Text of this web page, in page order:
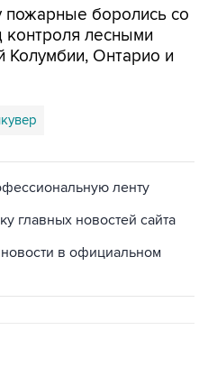
пожарные боролись со
лесными
Колумбии, Онтарио и
ленту
главных новостей сайта
в официальном